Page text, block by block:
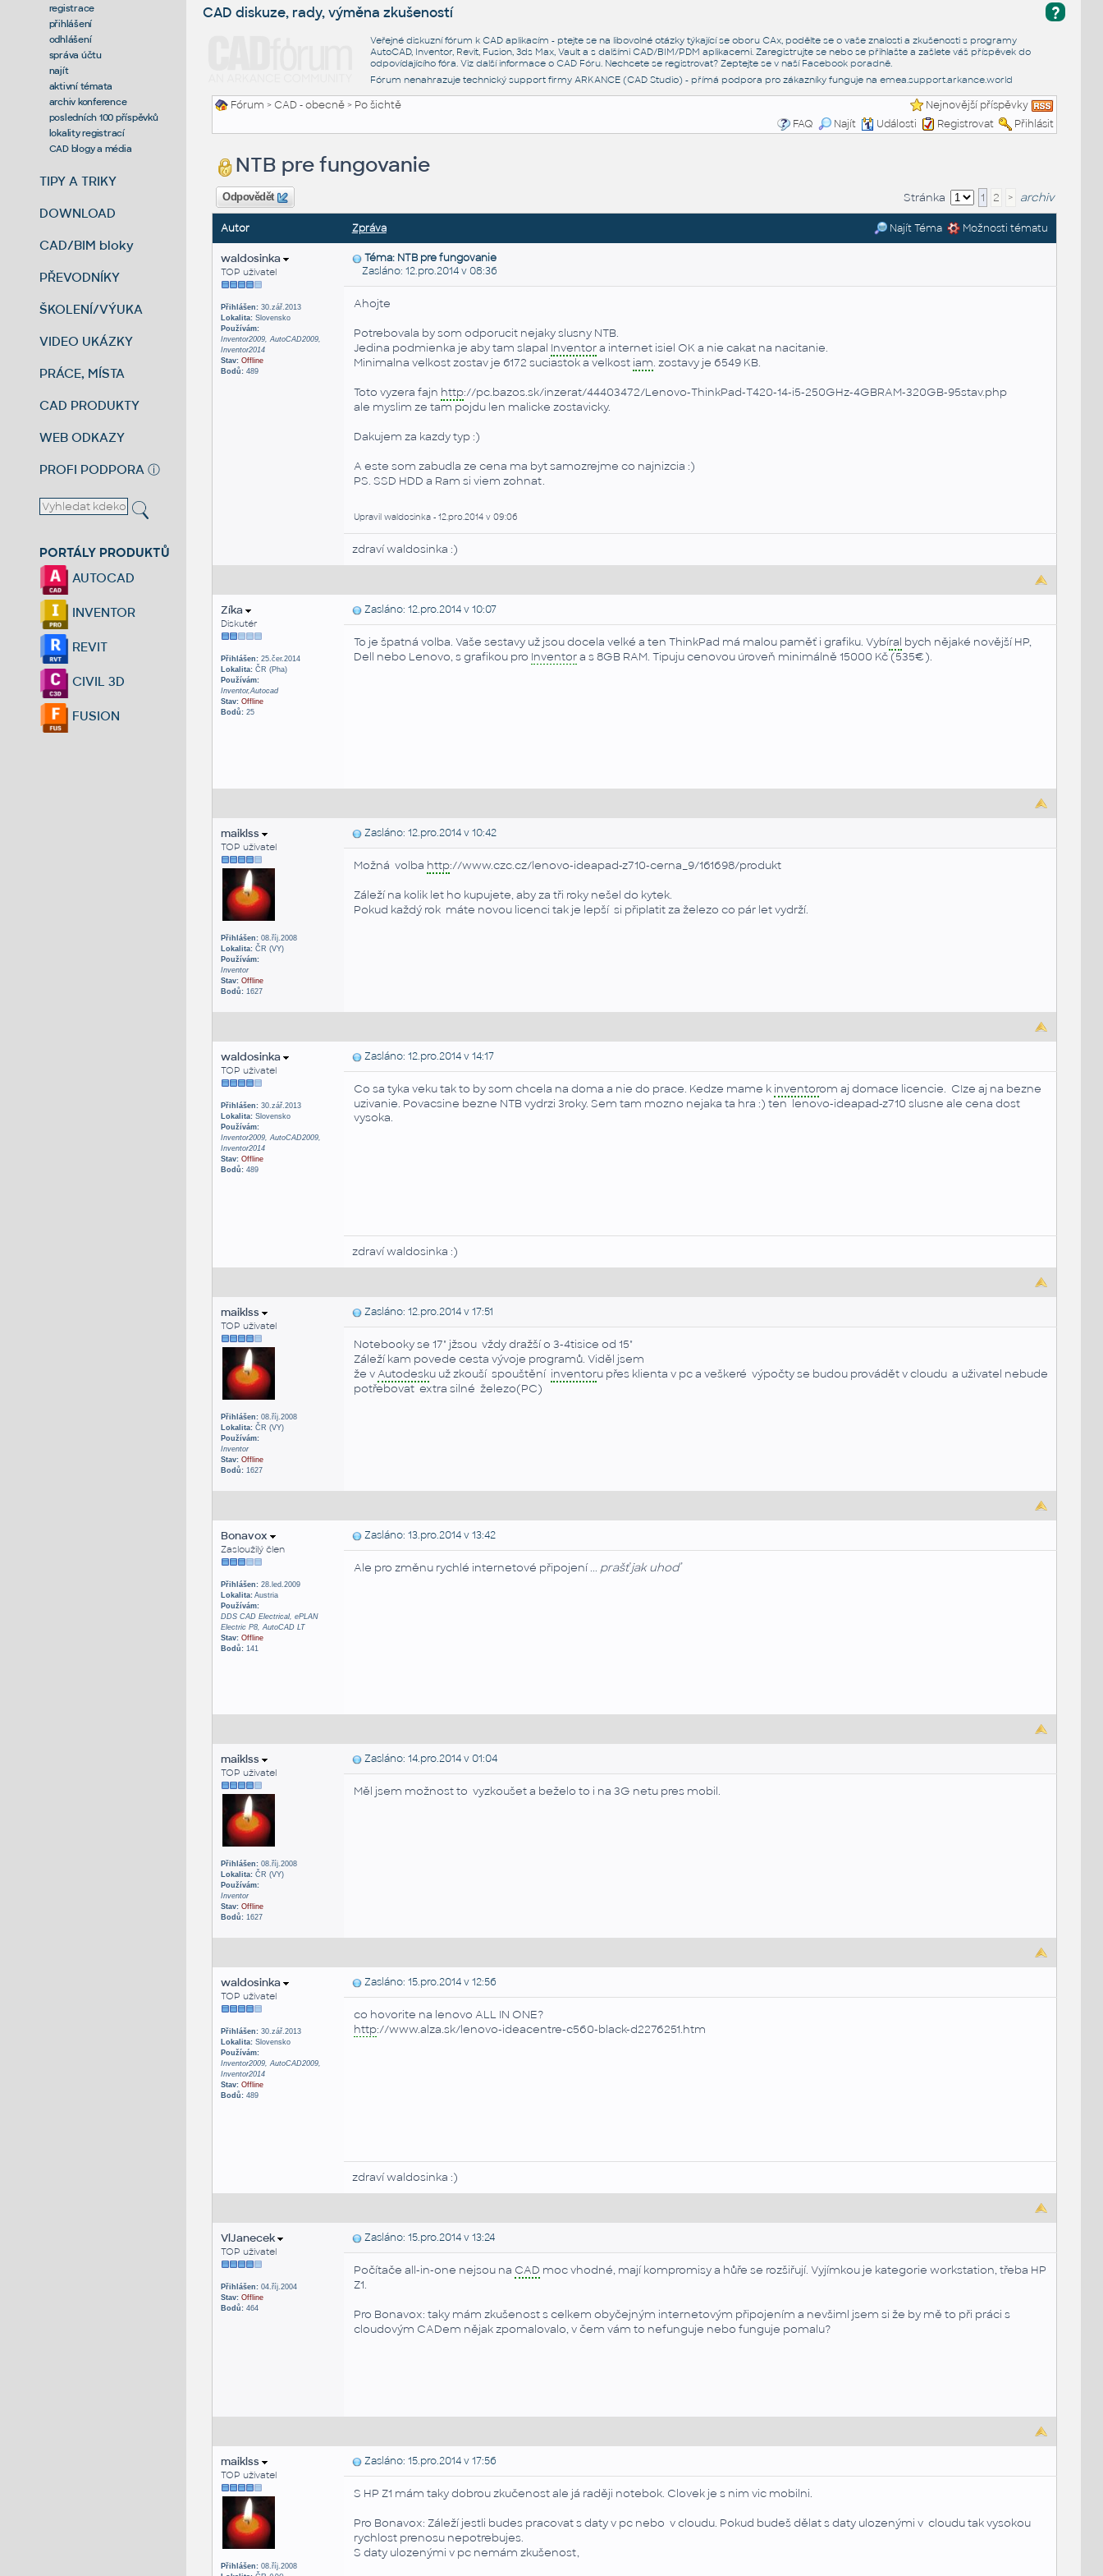
registrace
přihlášení
odhlášení
správa účtu
najít
aktivní témata
archiv konference
posledních 100 příspěvků
lokality registrací
CAD blogy a média
TIPY A TRIKY
DOWNLOAD
CAD/BIM bloky
PŘEVODNÍKY
ŠKOLENÍ/VÝUKA
VIDEO UKÁZKY
PRÁCE, MÍSTA
CAD PRODUKTY
WEB ODKAZY
PROFI PODPORA ⓘ
PORTÁLY PRODUKTŮ
AUTOCAD
INVENTOR
REVIT
CIVIL 3D
FUSION
?
CAD diskuze, rady, výměna zkušeností
Veřejné diskuzní fórum k CAD aplikacím - ptejte se na libovolné otázky týkající se oboru CAx, podělte se o vaše znalosti a zkušenosti s programy
AutoCAD, Inventor, Revit, Fusion, 3ds Max, Vault a s dalšími CAD/BIM/PDM aplikacemi. Zaregistrujte se nebo se přihlašte a zašlete váš příspěvek do
odpovídajícího fóra. Viz další informace o CAD Fóru. Nechcete se registrovat? Zeptejte se v naší Facebook poradně.
Fórum nenahrazuje technický support firmy ARKANCE (CAD Studio) - přímá podpora pro zákazníky funguje na emea.support.arkance.world
Fórum > CAD - obecně> Po šichtě
Nejnovější příspěvky
FAQ
Najít Události Registrovat Přihlásit
NTB pre fungovanie
Odpovědět Stránka 1 2 > archiv
Autor Zpráva Najít Téma Možnosti tématu
waldosinka
TOP uživatel
Přihlášen:30.zář.2013
Lokalita:Slovensko
Používám:
Inventor2009, AutoCAD2009,
Inventor2014
Stav: Offline
Bodů:489
Téma: NTB pre fungovanie
Zasláno: 12.pro.2014 v 08:36
Ahojte
Potrebovala by som odporucit nejaky slusny NTB.
Jedina podmienka je aby tam slapal Inventora internet isiel OK a nie cakat na nacitanie.
Minimalna velkost zostav je 6172 suciastok a velkost iam. zostavy je 6549 KB.
Toto vyzera fajn http://pc.bazos.sk/inzerat/44403472/Lenovo-ThinkPad-T420-14-i5-250GHz-4GBRAM-320GB-95stav.php
ale myslim ze tam pojdu len malicke zostavicky.
Dakujem za kazdy typ :)
A este som zabudla ze cena ma byt samozrejme co najnizcia :)
PS. SSD HDD a Ram si viem zohnat.
Upravil waldosinka - 12.pro.2014 v 09:06
zdraví waldosinka :)
Zíka
Diskutér
Přihlášen:25.čer.2014
Lokalita:ČR (Pha)
Používám:
Inventor,Autocad
Stav: Offline
Bodů:25
Zasláno: 12.pro.2014 v 10:07
To je špatná volba. Vaše sestavy už jsou docela velké a ten ThinkPad má malou paměť i grafiku. Vybíral bych nějaké novější HP,
Dell nebo Lenovo, s grafikou pro Inventora s 8GB RAM. Tipuju cenovou úroveň minimálně 15000 Kč (535€).
maiklss
TOP uživatel
Přihlášen:08.říj.2008
Lokalita:ČR (VY)
Používám:
Inventor
Stav: Offline
Bodů:1627
Zasláno: 12.pro.2014 v 10:42
Možná volba http://www.czc.cz/lenovo-ideapad-z710-cerna_9/161698/produkt
Záleží na kolik let ho kupujete, aby za tři roky nešel do kytek.
Pokud každý rok máte novou licenci tak je lepší si připlatit za železo co pár let vydrží.
waldosinka
TOP uživatel
Přihlášen:30.zář.2013
Lokalita:Slovensko
Používám:
Inventor2009, AutoCAD2009,
Inventor2014
Stav: Offline
Bodů:489
Zasláno: 12.pro.2014 v 14:17
Co sa tyka veku tak to by som chcela na doma a nie do prace. Kedze mame k inventorom aj domace licencie. CIze aj na bezne
uzivanie. Povacsine bezne NTB vydrzi 3roky. Sem tam mozno nejaka ta hra :) ten lenovo-ideapad-z710 slusne ale cena dost
vysoka.
zdraví waldosinka :)
maiklss
TOP uživatel
Přihlášen:08.říj.2008
Lokalita:ČR (VY)
Používám:
Inventor
Stav: Offline
Bodů:1627
Zasláno: 12.pro.2014 v 17:51
Notebooky se 17" jžsou vždy dražší o 3-4tisice od 15"
Záleží kam povede cesta vývoje programů. Viděl jsem
že vAutodesku už zkouší spouštění inventoru přes klienta v pc a veškeré výpočty se budou provádět v cloudu a uživatel nebude
potřebovat extra silné železo(PC)
Bonavox
Zasloužilý člen
Přihlášen:28.led.2009
Lokalita:Austria
Používám:
DDS CAD Electrical, ePLAN
Electric P8, AutoCAD LT
Stav: Offline
Bodů:141
Zasláno: 13.pro.2014 v 13:42
Ale pro změnu rychlé internetové připojení ... prašť jak uhoď
maiklss
TOP uživatel
Přihlášen:08.říj.2008
Lokalita:ČR (VY)
Používám:
Inventor
Stav: Offline
Bodů:1627
Zasláno: 14.pro.2014 v 01:04
Měl jsem možnost to vyzkoušet a beželo to i na 3G netu pres mobil.
waldosinka
TOP uživatel
Přihlášen:30.zář.2013
Lokalita:Slovensko
Používám:
Inventor2009, AutoCAD2009,
Inventor2014
Stav: Offline
Bodů:489
Zasláno: 15.pro.2014 v 12:56
co hovorite na lenovo ALL IN ONE?
http://www.alza.sk/lenovo-ideacentre-c560-black-d2276251.htm
zdraví waldosinka :)
VlJanecek
TOP uživatel
Přihlášen:04.říj.2004
Stav: Offline
Bodů:464
Zasláno: 15.pro.2014 v 13:24
Počítače all-in-one nejsou na CAD moc vhodné, mají kompromisy a hůře se rozšiřují. Vyjímkou je kategorie workstation, třeba HP
Z1.
Pro Bonavox: taky mám zkušenost s celkem obyčejným internetovým připojením a nevšiml jsem si že by mě to při práci s
cloudovým CADem nějak zpomalovalo, v čem vám to nefunguje nebo funguje pomalu?
maiklss
TOP uživatel
Přihlášen:08.říj.2008
Zasláno: 15.pro.2014 v 17:56
S HP Z1 mám taky dobrou zkučenost ale já raději notebok. Clovek je s nim vic mobilni.
Pro Bonavox: Záleží jestli budes pracovat s daty v pc nebo v cloudu. Pokud budeš dělat s daty ulozenými v cloudu tak vysokou
rychlost prenosu nepotrebujes.
S daty ulozenými v pc nemám zkušenost,